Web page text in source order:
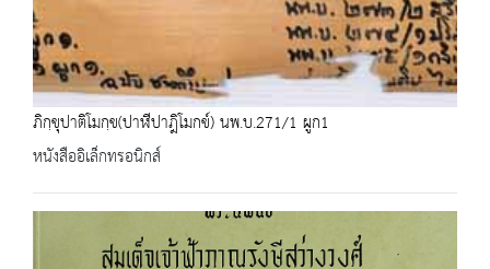
ภิกฺขุปาติโมกฺข(ปาฬีปาฎิโมกข์) นพ.บ.271/1 ผูก1
หนังสืออิเล็กทรอนิกส์